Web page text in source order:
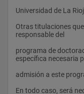
Universidad de La
Otras titulaciones
responsable del
programa de
específica necesaria
admisión a este
En todo caso, será